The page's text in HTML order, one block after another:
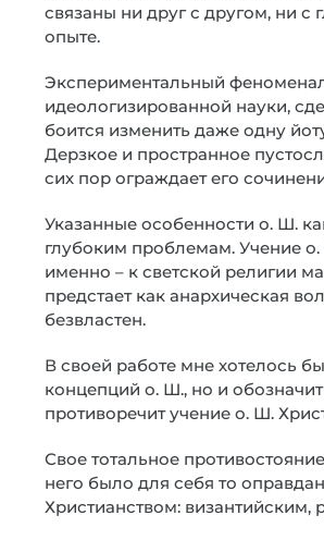
связаны ни друг с другом, ни
опыте.
Экспериментальный
идеологизированной науки,
боится изменить даже одну
Дерзкое и пространное
сих пор ограждает его
Указанные особенности о. Ш.
глубоким проблемам. Учение
именно – к светской религии
предстает как анархическая
безвластен.
В своей работе мне хотелось
концепций о. Ш., но и
противоречит учение о. Ш.
Свое тотальное
него было для себя то
Христианством: византийским,